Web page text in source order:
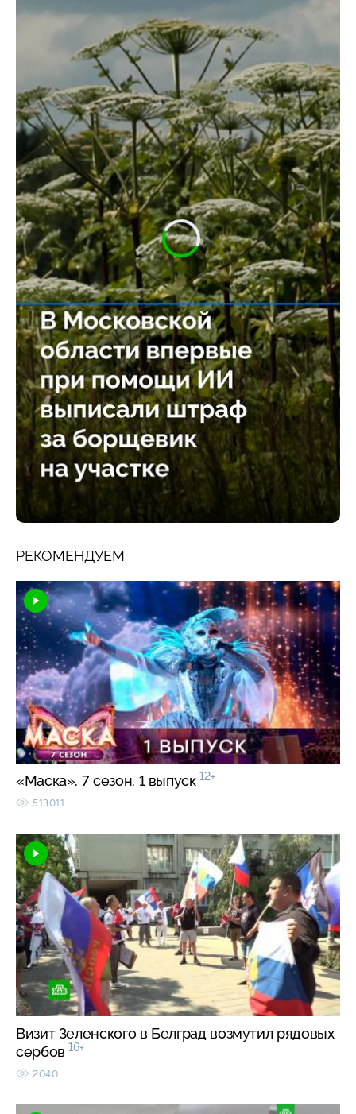
РЕКОМЕНДУЕМ
«Маска». 7 сезон. 1 выпуск 12+
513011
Визит Зеленского в Белград возмутил рядовых
сербов 16+
2040